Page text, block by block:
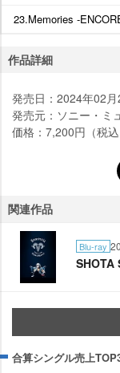
23.Memories -
作品詳細
発売日：2024年02月
発売元：ソニー・ミ
価格：7,200円（税込
関連作品
Blu-ray
SHOTA
合算シングル売上